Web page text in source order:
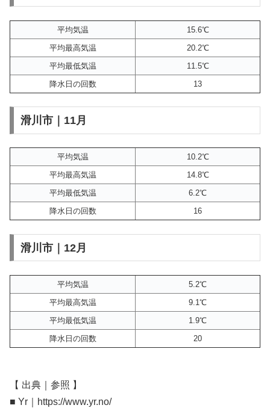
平均気温
15.6℃
平均最高気温
20.2℃
平均最低気温
11.5℃
降水日の回数
13
滑川市｜11月
平均気温
10.2℃
平均最高気温
14.8℃
平均最低気温
6.2℃
降水日の回数
16
滑川市｜12月
平均気温
5.2℃
平均最高気温
9.1℃
平均最低気温
1.9℃
降水日の回数
20
【 出典｜参照 】
■ Yr｜https://www.yr.no/